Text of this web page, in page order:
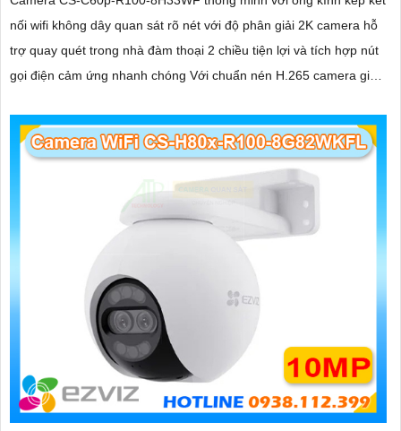
nối wifi không dây quan sát rõ nét với độ phân giải 2K camera hỗ
trợ quay quét trong nhà đàm thoại 2 chiều tiện lợi và tích hợp nút
gọi điện cảm ứng nhanh chóng Với chuẩn nén H.265 camera giúp